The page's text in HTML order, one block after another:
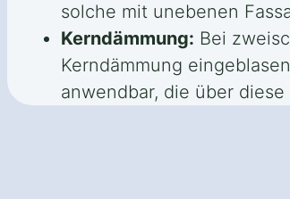
solche mit unebenen
Kerndämmung: Bei
Kerndämmung
anwendbar, die über